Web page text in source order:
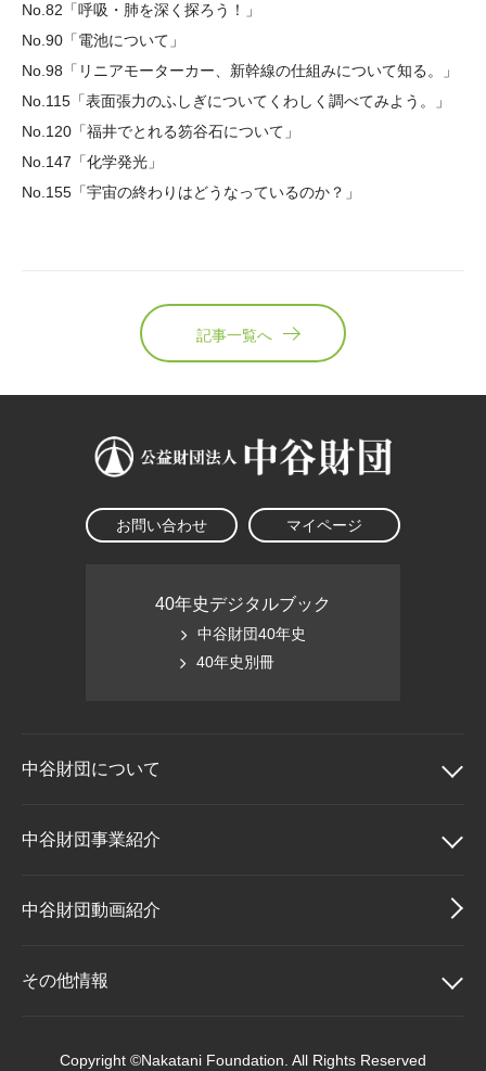
No.82「呼吸・肺を深く探ろう！」
No.90「電池について」
No.98「リニアモーターカー、新幹線の仕組みについて知る。」
No.115「表面張力のふしぎについてくわしく調べてみよう。」
No.120「福井でとれる笏谷石について」
No.147「化学発光」
No.155「宇宙の終わりはどうなっているのか？」
記事一覧へ
お問い合わせ マイページ
40年史デジタルブック
中谷財団40年史
40年史別冊
中谷財団について
中谷財団について
理事長挨拶
設立趣意書
中谷財団事業紹介
中谷財団事業紹介
中谷賞
中谷財団動画紹介
その他情報
Copyright ©Nakatani Foundation. All Rights Reserved